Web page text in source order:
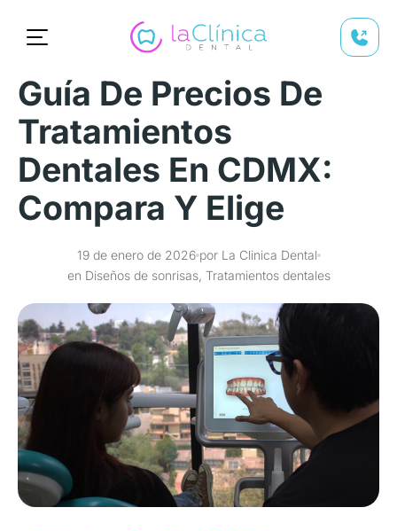
Guía De Precios De
Tratamientos
Dentales En CDMX:
Compara Y Elige
19 de enero de 2026 por La Clinica Dental
en Diseños de sonrisas, Tratamientos dentales